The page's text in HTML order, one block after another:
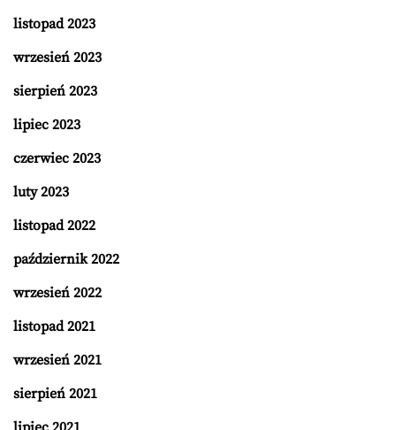
listopad 2023
wrzesień 2023
sierpień 2023
lipiec 2023
czerwiec 2023
luty 2023
listopad 2022
październik 2022
wrzesień 2022
listopad 2021
wrzesień 2021
sierpień 2021